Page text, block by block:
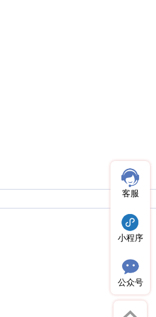
客服
小程序
公众号